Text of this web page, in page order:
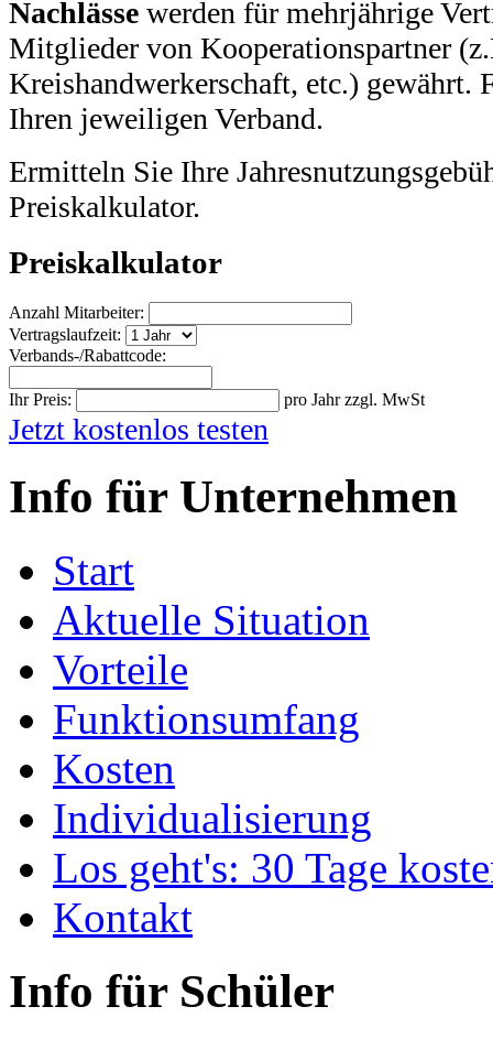
Nachlässe werden für mehrjährige
Mitglieder von Kooperationspartner
Kreishandwerkerschaft, etc.) gewährt.
Ihren jeweiligen Verband.
Ermitteln Sie Ihre
Preiskalkulator.
Preiskalkulator
Anzahl Mitarbeiter:
Vertragslaufzeit:
Verbands-/Rabattcode:
Ihr Preis: pro Jahr zzgl. MwSt
Jetzt kostenlos testen
Info für Unternehmen
Start
Aktuelle Situation
Vorteile
Funktionsumfang
Kosten
Individualisierung
Los geht's: 30 Tage
Kontakt
Info für Schüler